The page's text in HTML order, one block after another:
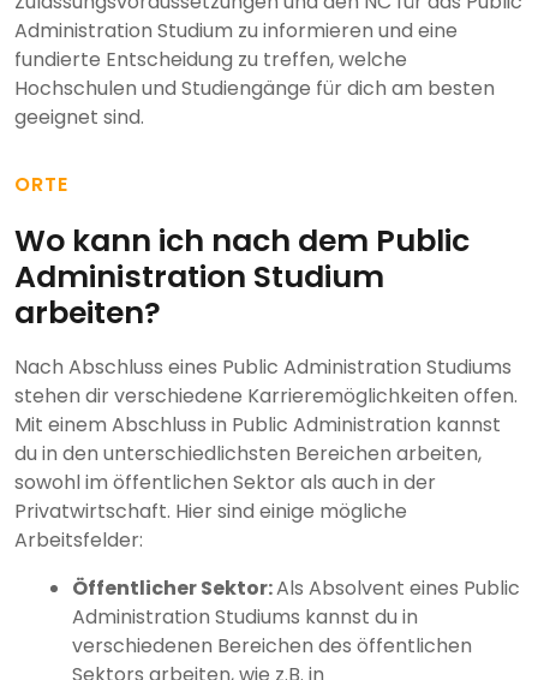
Administration Studium zu informieren und eine
fundierte Entscheidung zu treffen, welche
Hochschulen und Studiengänge für dich am besten
geeignet sind.
ORTE
Wo kann ich nach dem Public
Administration Studium
arbeiten?
Nach Abschluss eines Public Administration Studiums
stehen dir verschiedene Karrieremöglichkeiten offen.
Mit einem Abschluss in Public Administration kannst
du in den unterschiedlichsten Bereichen arbeiten,
sowohl im öffentlichen Sektor als auch in der
Privatwirtschaft. Hier sind einige mögliche
Arbeitsfelder:
Öffentlicher Sektor:Als Absolvent eines Public
Administration Studiums kannst du in
verschiedenen Bereichen des öffentlichen